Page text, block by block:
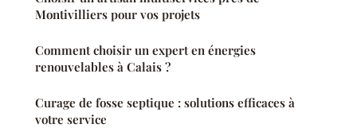
Montivilliers pour vos projets
Comment choisir un expert en énergies
renouvelables à Calais ?
Curage de fosse septique : solutions efficaces à
votre service